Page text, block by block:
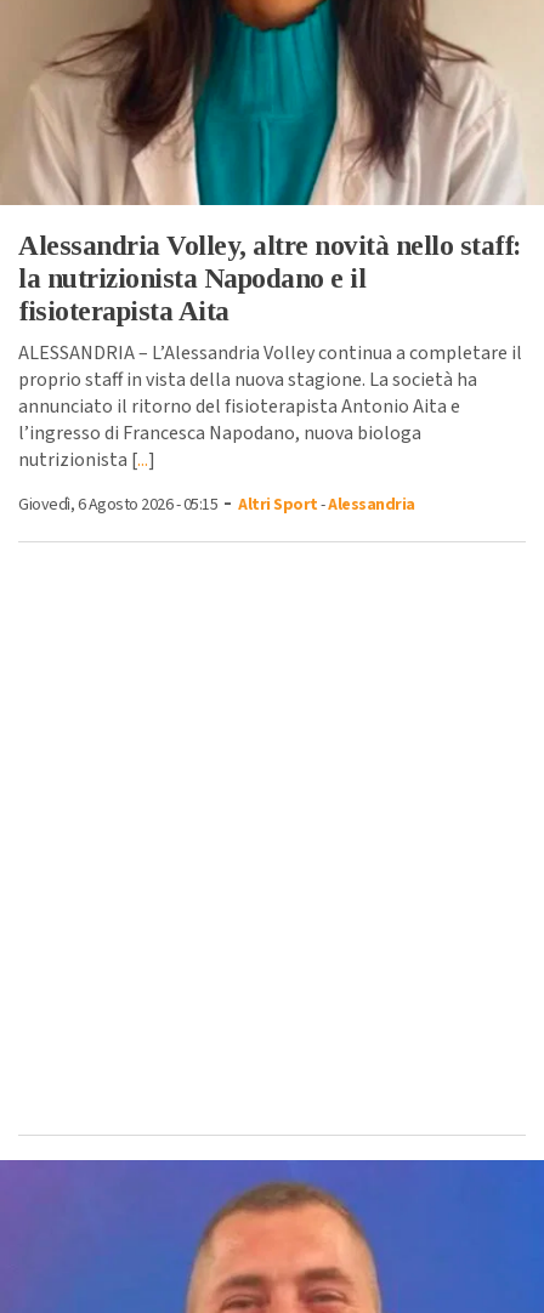
Alessandria Volley, altre novità nello staff:
la nutrizionista Napodano e il
fisioterapista Aita
ALESSANDRIA – L’Alessandria Volley continua a completare il
proprio staff in vista della nuova stagione. La società ha
annunciato il ritorno del fisioterapista Antonio Aita e
l’ingresso di Francesca Napodano, nuova biologa
nutrizionista [...]
Giovedì, 6 Agosto 2026 - 05:15 - Altri Sport-Alessandria